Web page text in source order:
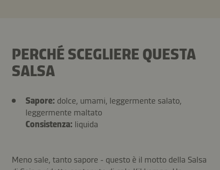
PERCHÉ SCEGLIERE QUESTA
SALSA
Sapore: dolce, umami, leggermente salato,
leggermente maltato
Consistenza: liquida
Meno sale, tanto sapore - questo è il motto della Salsa